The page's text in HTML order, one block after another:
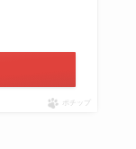
ポチップ